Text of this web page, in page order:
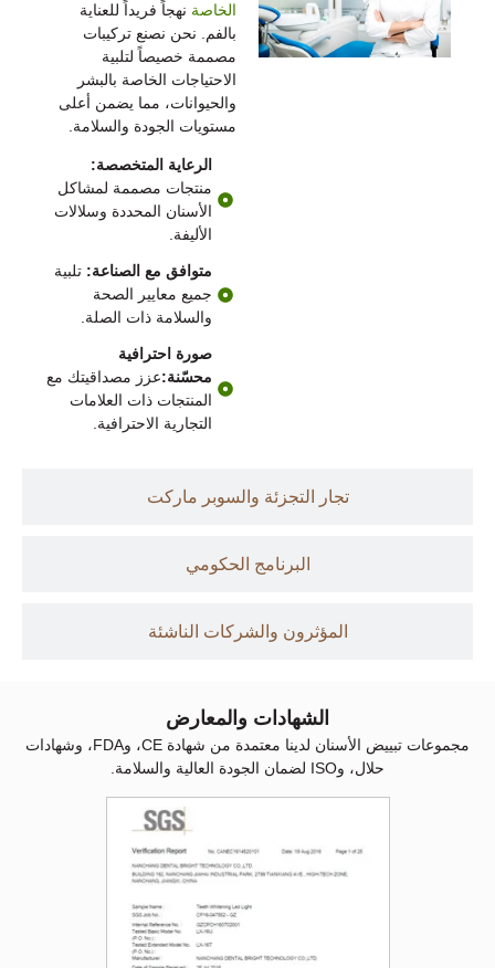
تجار التجزئة والسوبر ماركت
البرنامج الحكومي
المؤثرون والشركات الناشئة
الخاصة نهجاً فريداً للعناية
بالفم. نحن نصنع تركيبات
مصممة خصيصاً لتلبية
الاحتياجات الخاصة بالبشر
والحيوانات، مما يضمن أعلى
مستويات الجودة والسلامة.
الرعاية المتخصصة:
منتجات مصممة لمشاكل
الأسنان المحددة وسلالات
الأليفة.
متوافق مع الصناعة: تلبية
جميع معايير الصحة
والسلامة ذات الصلة.
صورة احترافية
محسّنة:عزز مصداقيتك مع
المنتجات ذات العلامات
التجارية الاحترافية.
الشهادات والمعارض
مجموعات تبييض الأسنان لدينا معتمدة من شهادة CE، وFDA، وشهادات
حلال، وISO لضمان الجودة العالية والسلامة.